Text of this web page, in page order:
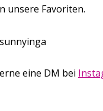
unsere Favoriten.
eine DM bei